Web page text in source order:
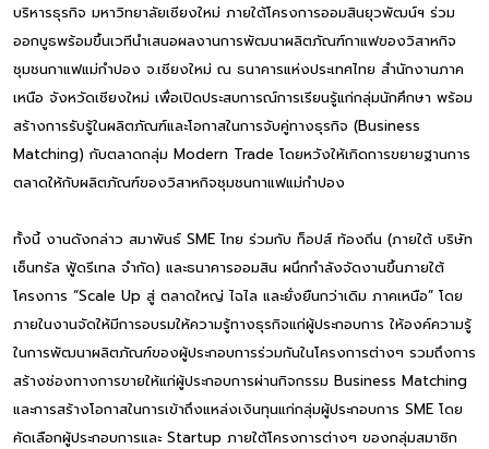
บริหารธุรกิจ มหาวิทยาลัยเชียงใหม่ ภายใต้โครงการออมสินยุวพัฒน์ฯ ร่วม
ออกบูธพร้อมขึ้นเวทีนำเสนอผลงานการพัฒนาผลิตภัณฑ์กาแฟของวิสาหกิจ
ชุมชนกาแฟแม่กำปอง จ.เชียงใหม่ ณ ธนาคารแห่งประเทศไทย สำนักงานภาค
เหนือ จังหวัดเชียงใหม่ เพื่อเปิดประสบการณ์การเรียนรู้แก่กลุ่มนักศึกษา พร้อม
สร้างการรับรู้ในผลิตภัณฑ์และโอกาสในการจับคู่ทางธุรกิจ (Business
Matching) กับตลาดกลุ่ม Modern Trade โดยหวังให้เกิดการขยายฐานการ
ตลาดให้กับผลิตภัณฑ์ของวิสาหกิจชุมชนกาแฟแม่กำปอง
ทั้งนี้ งานดังกล่าว สมาพันธ์ SME ไทย ร่วมกับ ท็อปส์ ท้องถิ่น (ภายใต้ บริษัท
เซ็นทรัล ฟู้ดรีเทล จำกัด) และธนาคารออมสิน ผนึกกำลังจัดงานขึ้นภายใต้
โครงการ “Scale Up สู่ ตลาดใหญ่ ไฉไล และยั่งยืนกว่าเดิม ภาคเหนือ” โดย
ภายในงานจัดให้มีการอบรมให้ความรู้ทางธุรกิจแก่ผู้ประกอบการ ให้องค์ความรู้
ในการพัฒนาผลิตภัณฑ์ของผู้ประกอบการร่วมกันในโครงการต่างๆ รวมถึงการ
สร้างช่องทางการขายให้แก่ผู้ประกอบการผ่านกิจกรรม Business Matching
และการสร้างโอกาสในการเข้าถึงแหล่งเงินทุนแก่กลุ่มผู้ประกอบการ SME โดย
คัดเลือกผู้ประกอบการและ Startup ภายใต้โครงการต่างๆ ของกลุ่มสมาชิก